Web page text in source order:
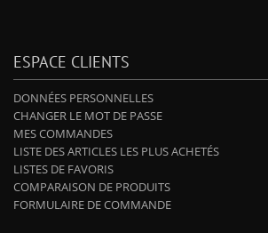
ESPACE CLIENTS
DONNÉES PERSONNELLES
CHANGER LE MOT DE PASSE
MES COMMANDES
LISTE DES ARTICLES LES PLUS ACHETÉS
LISTES DE FAVORIS
COMPARAISON DE PRODUITS
FORMULAIRE DE COMMANDE